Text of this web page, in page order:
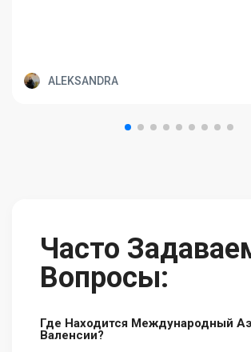
ALEKSANDRA
Часто
Вопросы:
Где Находится Международный
Валенсии?